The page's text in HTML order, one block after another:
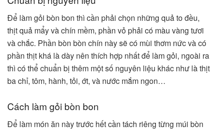
Để làm gỏi bòn bon thì cần phải chọn những quả to đều,
thịt quả mẩy và chín mềm, phần vỏ phải có màu vàng tươi
và chắc. Phần bòn bòn chín này sẽ có mùi thơm nức và có
phần thịt khá là dày nên thích hợp nhất để làm gỏi, ngoài ra
thì có thể chuẩn bị thêm một số nguyên liệu khác như là thịt
ba chỉ, tôm, hành, tỏi, ớt, và nước mắm ngon…
Cách làm gỏi bòn bon
Để làm món ăn này trước hết cần tách riêng từng múi bòn